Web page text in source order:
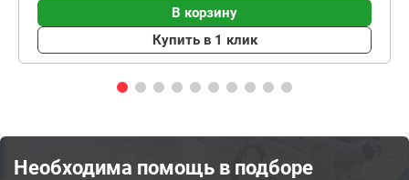
В корзину
Купить в 1 клик
Необходима помощь в подборе